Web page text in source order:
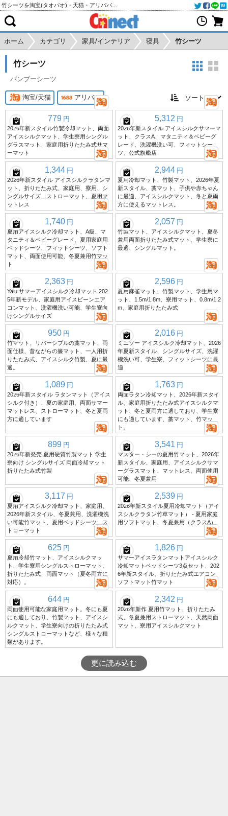
ホーム カテゴリ 家具/インテリア 寝具 竹シーツ
竹シーツ
バンブーシーツ
淘宝/天猫 アリババ
779 円
2026年新スタイル竹製冷却マット、両面
アイスシルクマット、学生寮用シングル
グラスマット、家庭用折りたたみ式サマ
ーマット
5,312 円
2026年新スタイル アイスシルクサマーマ
ット、クラスA、マタニティ＆ベビーグ
レード、洗濯機洗い可、フィットシー
ツ、公式旗艦店
1,344 円
2026年新スタイル アイスシルクラタンマ
ット、折りたたみ式、家庭用、寮用、シ
ングルサイズ、ストローマット、夏用マ
ットレス
2,944 円
夏用冷却マット、竹製マット、2026年夏
新スタイル、藁マット、子供や赤ちゃん
に最適、アイスシルクマット、冬と夏両
方に使えるマットレス。
1,740 円
夏用アイスシルク冷却マット、A級、マ
タニティ＆ベビーグレード、夏用家庭用
ベッドシーツ、フィットシーツ、ソフト
マット、両面使用可能、冬夏兼用竹マッ
ト
2,057 円
竹製マット、アイスシルクマット、夏冬
兼用両面折りたたみ式マット、学生寮に
最適、シングルマット。
2,363 円
Yalu サマーアイスシルク冷却マット 202
5年新モデル、家庭用アイスビーンエア
コンマット、洗濯機洗い可能、学生寮向
けシングルサイズ
2,596 円
夏用麻雀マット、竹製マット、学生用マ
ット、1.5m/1.8m、寮用マット、0.8m/1.2
m、家庭用折りたたみ式
950 円
竹マット、リバーシブルの藁マット、両
面仕様、昔ながらの籐マット、一人用折
りたたみ式、アイスシルク竹製、夏に最
適。
2,016 円
ミニソー アイスシルク冷却マット、2026
年夏新スタイル、シングルサイズ、洗濯
機洗い可、学生寮、フィットシーツに最
適
1,089 円
2026年新スタイル ラタンマット（アイス
シルク付き）、夏の家庭用、両面サマー
マットレス、ストローマット、冬と夏両
方に適しています
1,763 円
両面ラタン冷却マット、2026年新スタイ
ル、家庭用折りたたみ式アイスシルクマ
ット、冬と夏両方に適しており、学生寮
にも適しています、藁マット、竹マッ
ト。
899 円
2026年新発売 夏用硬質竹製マット 学生
寮向け シングルサイズ 両面冷却マット
折りたたみ式竹製
3,541 円
マスター・シーの夏用竹マット、2026年
新スタイル、家庭用、アイスシルクサマ
ーグラスマット、マットレス、両面使用
可能、冬夏兼用
3,117 円
夏用アイスシルク冷却マット、家庭用、
2026年新スタイル、冬夏兼用、洗濯機洗
い可能竹マット、夏用ベッドシーツ、ス
トローマット
2,539 円
2026年新スタイル夏用冷却マット（アイ
スシルクラタン竹草マット） - 夏用家庭
用ソフトマット、冬夏兼用（クラスA）
625 円
夏用冷却竹マット、アイスシルクマッ
ト、学生寮用シングルストローマット、
折りたたみ式、両面マット（夏冬両方に
対応）。
1,826 円
サマーアイスラタンマットアイスシルク
冷却マットベッドシーツ3点セット、202
6年新スタイル、折りたたみ式エアコン
ソフトマット竹マット
644 円
両面使用可能な家庭用マット。冬にも夏
にも適しており、竹製マット、アイスシ
ルクマット、学生寮向けの折りたたみ式
シングルストローマットなど、様々な種
類があります。
2,342 円
2026年新作 夏用竹マット、折りたたみ
式、冬夏兼用ストローマット、天然両面
マット、寮用アイスシルクマット
更に読み込む